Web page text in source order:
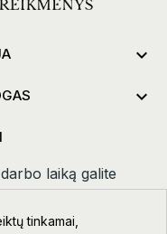


laiką galite
Klaipėda
tinkamai,